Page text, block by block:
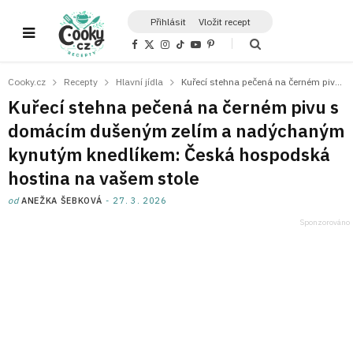
Přihlásit Vložit recept
F
b
o
k
X
i
t
e
r
)
I
a
r
a
m
T
o
Y
u
e
P
e
e
s
t
Cooky.cz Recepty Hlavní jídla
Kuřecí stehna pečená na černém pivu s
domácím dušeným zelím a nadýchaným
kynutým knedlíkem: Česká hospodská
hostina na vašem stole
odANEŽKA ŠEBKOVÁ 27. 3. 2026